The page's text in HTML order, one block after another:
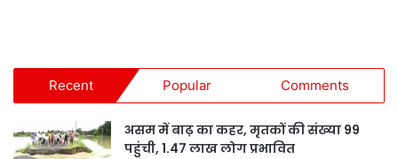
Recent Popular Comments
असम में बाढ़ का कहर, मृतकों की संख्या 99
पहुंची, 1.47 लाख लोग प्रभावित